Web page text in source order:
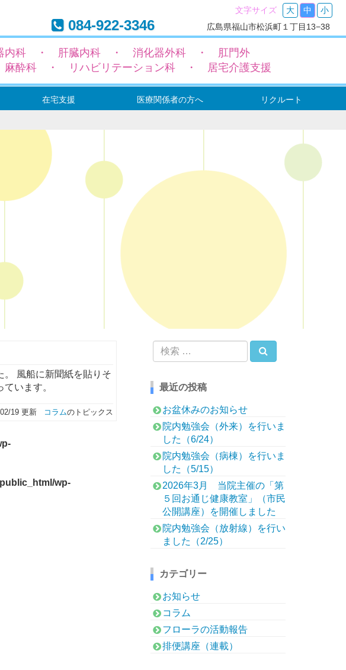
広島県福山市松浜町１丁目13−38
文字サイズ 大 中 小
084-922-3346
内科 ・ 肝臓内科 ・ 消化器外科 ・ 肛門外
科 ・ リハビリテーション科 ・ 居宅介護支援
在宅支援 医療関係者の方へ リクルート
。 風船に新聞紙を貼りそ
います。
19 更新 コラムのトピックス
wp-
最近の投稿
お盆休みのお知らせ
院内勉強会（外来）を行いま
した（6/24）
院内勉強会（病棟）を行いま
した（5/15）
2026年3月 当院主催の「第
５回お通じ健康教室」（市民
公開講座）を開催しました
院内勉強会（放射線）を行い
ました（2/25）
カテゴリー
お知らせ
コラム
フローラの活動報告
排便講座（連載）